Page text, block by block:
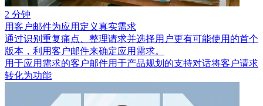
2 分钟
用客户邮件为应用定义真实需求
通过识别重复痛点、整理请求并选择用户更有可能使用的首个
版本，利用客户邮件来确定应用需求。
用于应用需求的客户邮件用于产品规划的支持对话将客户请求
转化为功能